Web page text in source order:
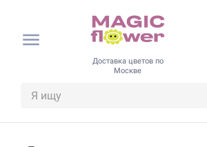
Доставка цветов по
Москве